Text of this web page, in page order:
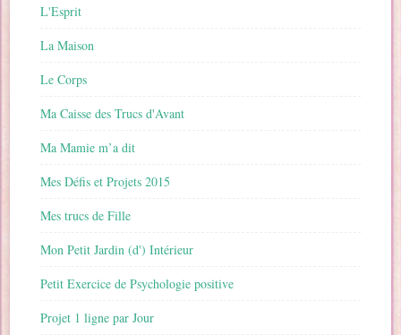
L'Esprit
La Maison
Le Corps
Ma Caisse des Trucs d'Avant
Ma Mamie m’a dit
Mes Défis et Projets 2015
Mes trucs de Fille
Mon Petit Jardin (d') Intérieur
Petit Exercice de Psychologie positive
Projet 1 ligne par Jour